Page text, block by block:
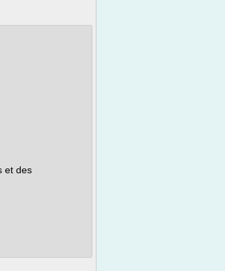
et des